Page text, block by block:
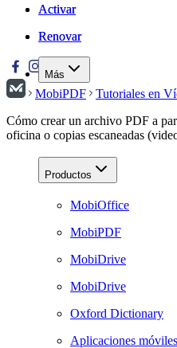
Activar
Renovar
Más
Activar
Renovar
MobiPDF
Tutoriales en
Cómo crear un archivo PDF a
oficina o copias escaneadas
Productos
MobiOffice
MobiPDF
MobiDrive
MobiDrive
Oxford Dictionary
Aplicaciones móviles